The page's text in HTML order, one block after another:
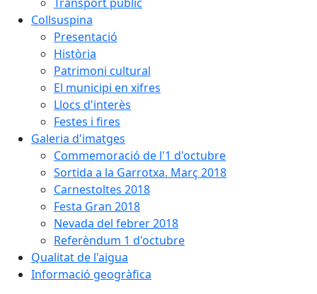
Collsuspina
Presentació
Història
Patrimoni cultural
El municipi en xifres
Llocs d'interès
Festes i fires
Galeria d'imatges
Commemoració de l'1 d'octubre
Sortida a la Garrotxa. Març 2018
Carnestoltes 2018
Festa Gran 2018
Nevada del febrer 2018
Referèndum 1 d'octubre
Qualitat de l'aigua
Informació geogràfica